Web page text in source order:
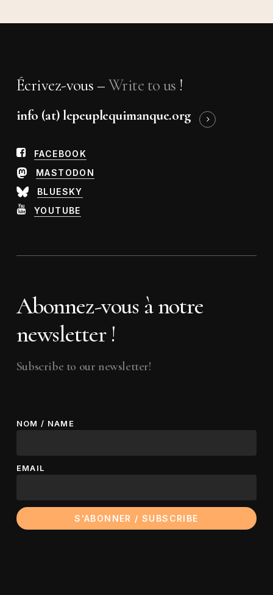
Écrivez-vous –Write to us !
info (at) lepeuplequimanque.org
FACEBOOK
MASTODON
BLUESKY
YOUTUBE
Abonnez-vous à notre
newsletter !
Subscribe to our newsletter!
NOM / NAME
EMAIL